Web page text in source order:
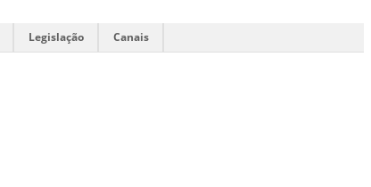
Legislação Canais